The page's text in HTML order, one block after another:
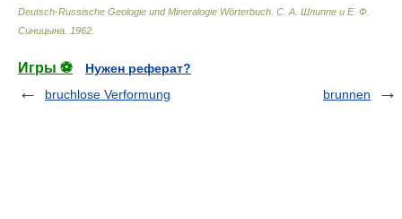
Deutsch-Russische Geologie und Mineralogie Wörterbuch С. А. Шлиппе и Е. Ф.
Синицына 1962
Игры ⚽
Нужен реферат?
bruchlose Verformung
brunnen